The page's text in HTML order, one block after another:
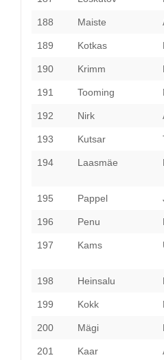
188 Maiste
189 Kotkas
190 Krimm
191 Tooming
192 Nirk
193 Kutsar
194 Laasmäe
195 Pappel
196 Penu
197 Kams
198 Heinsalu
199 Kokk
200 Mägi
201 Kaar